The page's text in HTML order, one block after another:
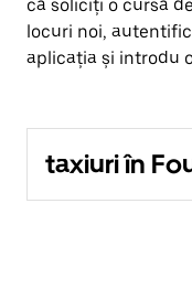
că soliciți o cursă
locuri noi,
aplicația și introdu
taxiuri în